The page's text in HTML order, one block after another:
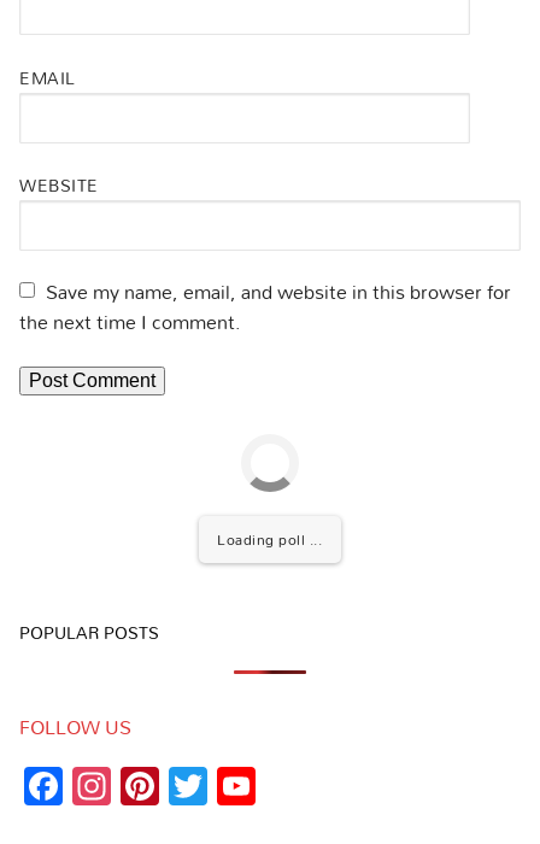
EMAIL
WEBSITE
Save my name, email, and website in this browser for
the next time I comment.
Loading poll ...
POPULAR POSTS
FOLLOW US
Facebook
Instagram
Pinterest
Twitter